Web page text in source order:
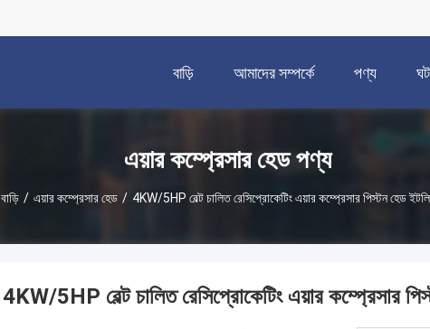
বাড়ি আমাদের সম্পর্কে পণ্য
এয়ার কম্প্রেসার হেড পণ্য
বাড়ি / এয়ার কম্প্রেসার হেড / 4KW/5HP বেল্ট চালিত রেসিপ্রোকেটিং এয়ার কম্প্রেসার পিস্টন হেড
4KW/5HP বেল্ট চালিত রেসিপ্রোকেটিং এয়ার কম্প্রেসার